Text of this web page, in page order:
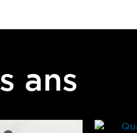
ans